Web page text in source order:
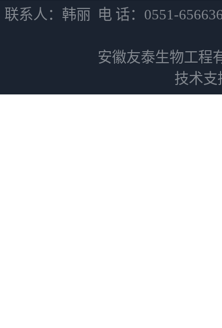
联系人：韩丽 电 话：0551-
安徽友泰生物工程
技术